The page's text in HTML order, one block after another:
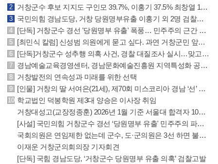
거창군수 후보 지지도 구인모 39.7%, 이홍기 37.5% 최창열 13.2%, 김일수 4.6% 조사
국민의힘 경남도당, 거창 당원명부유출 이홍기 외 2명 검찰청 고발
[단독] 거창군수 경선 '당원명부 유출' 폭풍… 민주주의 근간 흔드는 중대 범죄 의혹
[최민식 칼럼] 신성범 의원에게 묻고 싶다. 과연 거창군민 앞에 떳떳한가?
[단독]거창군수 성추행 의혹 사건, 경찰 대질조사 실시…맞고소 속 수사 본격화
경남예술교육경영센터, 경남문화예술진흥원 지역특성화 공모사업 선정
거창발전의 연속성과 미래를 위한 선택
[인물] 거창의 딸 서여은(21세), 제70회 미스코리아 경남 ‘선’ 수상
학교법인 덕봉학원 제3대 양승은 이사장 취임
거창대성고(교장정종훈) 2026년 1월 기준 서울대 합격자 10명 배출
[사설] 국민의힘 거창군수 경선 ‘당원명부 유출' 민주주의 파괴 행위 엄단해야
국회의원은 연임제한 없는데 군수, 도·군의원은 3선 하면 불이익 준다?
이재운 거창군의회의장 기자회견
[단독] 국힘 경남도당, ‘거창군수 당원명부 유출 의혹’ 검찰고발